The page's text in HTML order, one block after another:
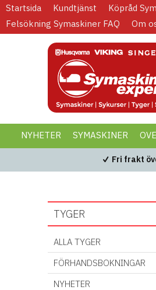
Startsida Kundtjänst Köpråd
Felsökning Symaskiner FAQ
Om
NYHETER SYMASKINER
BLACK WEEK
Fri frakt
TYGER
ALLA TYGER
FÖRHANDSBOKNINGAR
NYHETER